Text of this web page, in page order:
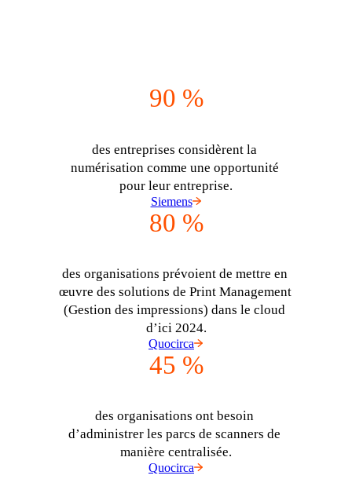
90 %
des entreprises considèrent la
numérisation comme une opportunité
pour leur entreprise.
Siemens
80 %
des organisations prévoient de mettre en
œuvre des solutions de Print Management
(Gestion des impressions) dans le cloud
d’ici 2024.
Quocirca
45 %
des organisations ont besoin
d’administrer les parcs de scanners de
manière centralisée.
Quocirca